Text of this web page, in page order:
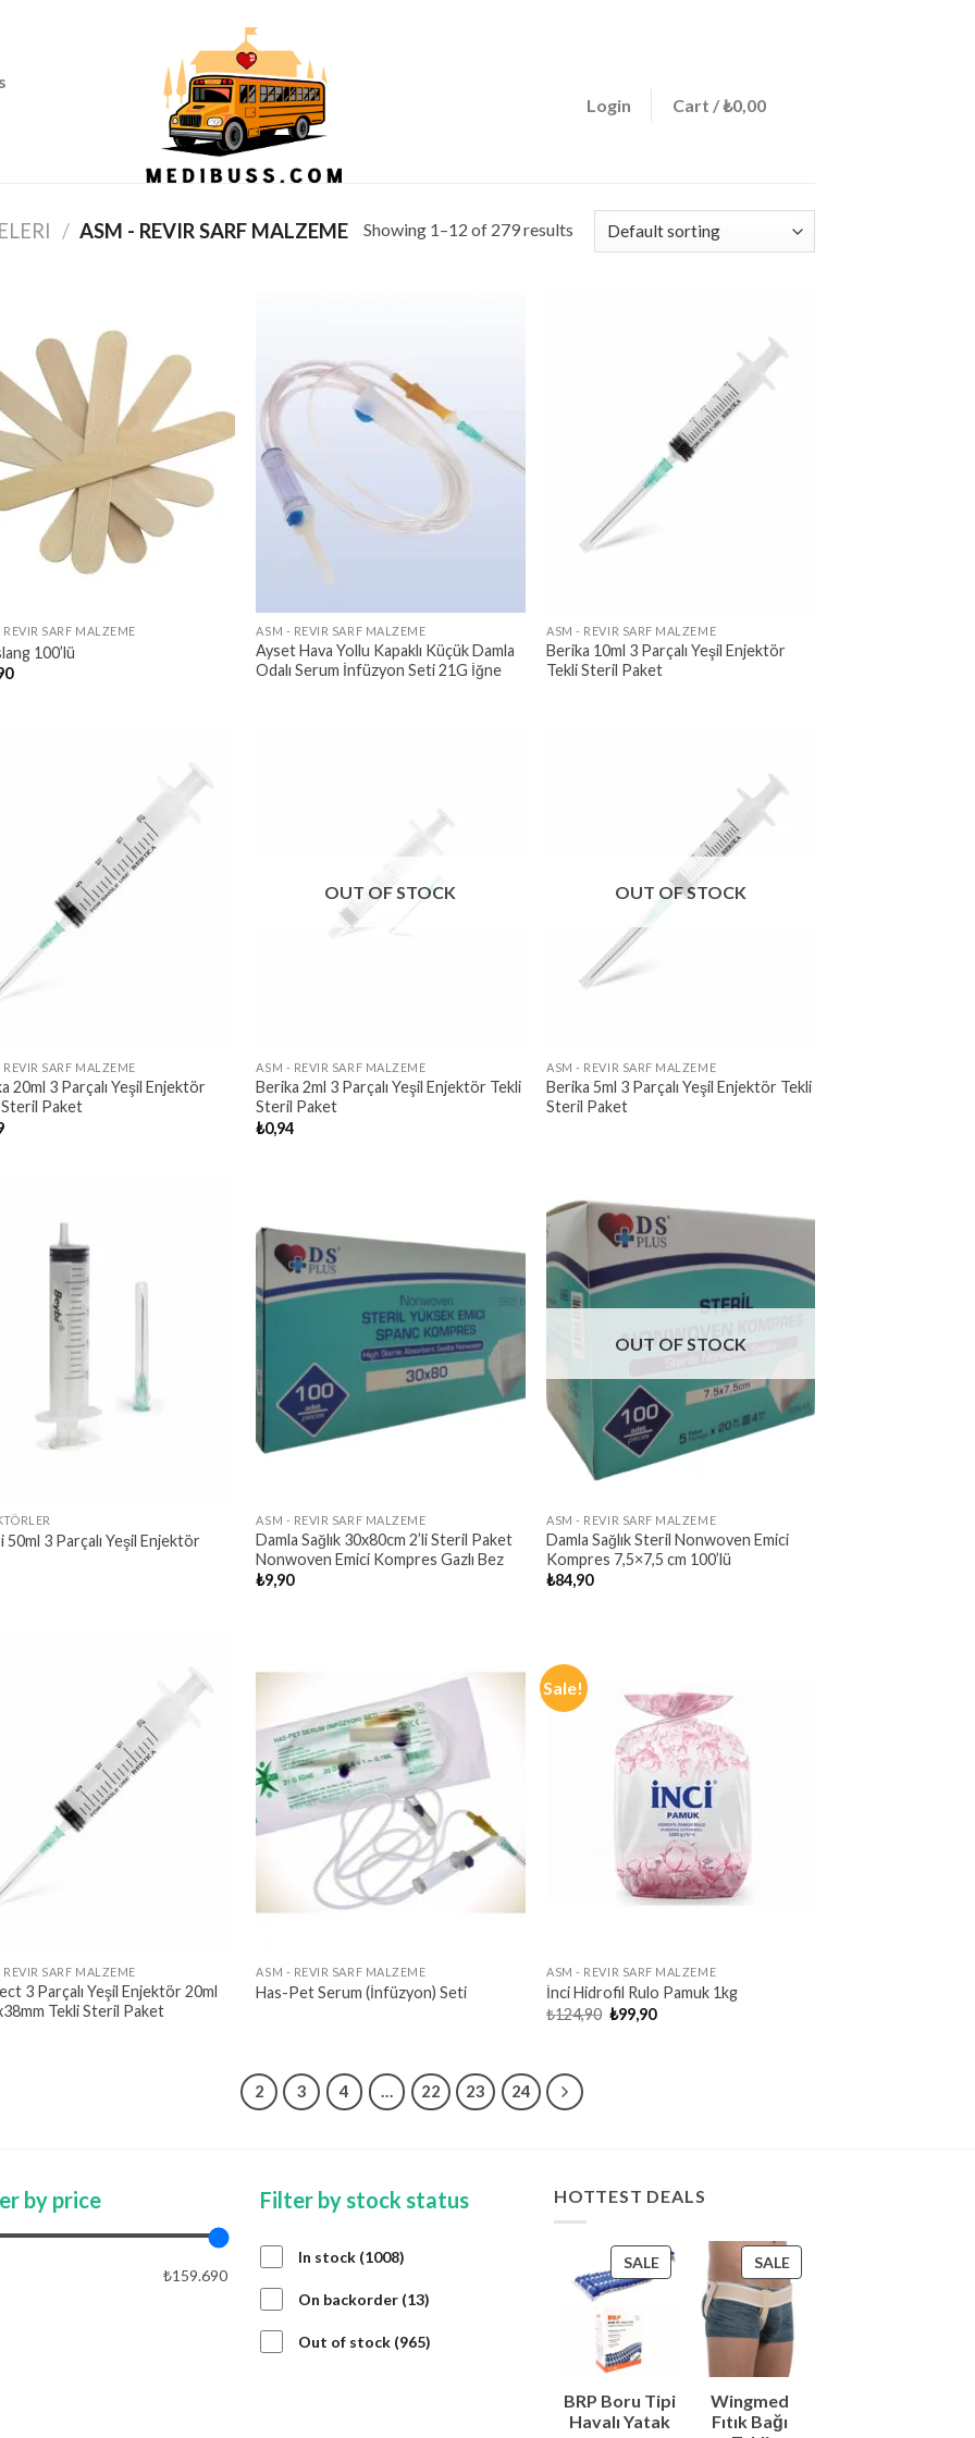
Login Cart /₺0,00
/ ASM - REVIR SARF MALZEME Showing 1–12 of 279 results
SARF MALZEME
100’lü
ASM - REVIR SARF MALZEME
Ayset Hava Yollu Kapaklı Küçük Damla
Odalı Serum İnfüzyon Seti 21G İğne
ASM - REVIR SARF MALZEME
Berika 10ml 3 Parçalı Yeşil Enjektör
Tekli Steril Paket
SARF MALZEME
20ml 3 Parçalı Yeşil Enjektör
Steril Paket
OUT OF STOCK
ASM - REVIR SARF MALZEME
Berika 2ml 3 Parçalı Yeşil Enjektör Tekli
Steril Paket
₺0,94
OUT OF STOCK
ASM - REVIR SARF MALZEME
Berika 5ml 3 Parçalı Yeşil Enjektör Tekli
Steril Paket
50ml 3 Parçalı Yeşil Enjektör
ASM - REVIR SARF MALZEME
Damla Sağlık 30x80cm 2’li Steril Paket
Nonwoven Emici Kompres Gazlı Bez
₺9,90
OUT OF STOCK
ASM - REVIR SARF MALZEME
Damla Sağlık Steril Nonwoven Emici
Kompres 7,5×7,5 cm 100’lü
₺84,90
SARF MALZEME
3 Parçalı Yeşil Enjektör 20ml
Tekli Steril Paket
ASM - REVIR SARF MALZEME
Has-Pet Serum (İnfüzyon) Seti
Sale!
ASM - REVIR SARF MALZEME
İnci Hidrofil Rulo Pamuk 1kg
₺124,90 Original
price
₺99,90Current
2 3 4 … 22 23 24
by price
₺159.690
APPLY PRICE FILTER
Filter by stock status
In stock 10081008
On backorder 1313
Out of stock 965965
HOTTEST DEALS
SALEPRODUCT
ON
BRP Boru Tipi
Havalı Yatak
SALEPRODUCT
ON
SALE
Wingmed
Fıtık Bağı